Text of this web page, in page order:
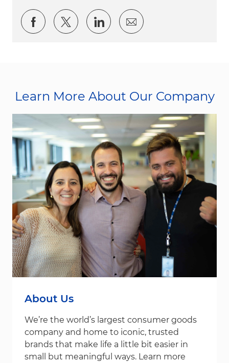
Share via Facebook
Share via twitter
Share via LinkedIn
Share via email
Learn More About Our Company
About Us
We’re the world’s largest consumer goods
company and home to iconic, trusted
brands that make life a little bit easier in
small but meaningful ways. Learn more